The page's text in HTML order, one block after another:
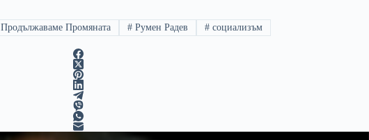
Продължаваме Промяната # Румен Радев # социализъм